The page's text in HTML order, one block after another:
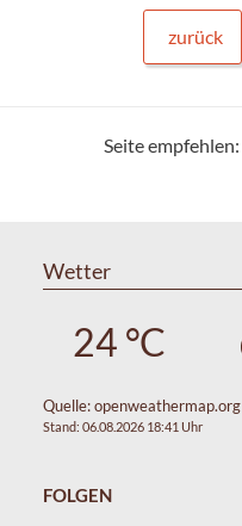
zurück
Seite empfehlen:
Wetter
24 °C
Quelle:openweathermap.org
Stand: 06.08.2026 18:41 Uhr
FOLGEN